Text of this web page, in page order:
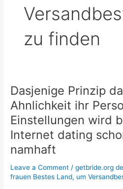
zu finden
Dasjenige Prinzip
Ahnlichkeit ihr
Einstellungen wird
Internet dating
namhaft
Leave a Comment /getbride.org
frauen Bestes Land, um
Dasjenige
Prinzip
das
allgemeinen
Ahnlichkeit
Person
oder
Einstellungen